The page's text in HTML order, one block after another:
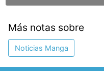
Más notas sobre
Noticias Manga